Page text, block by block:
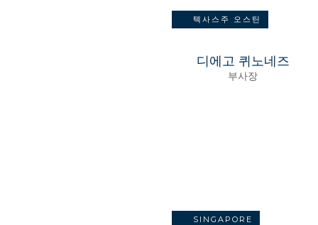
텍사스주 오스틴
디에고 퀴노네즈
부사장
SINGAPORE